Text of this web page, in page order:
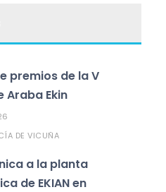
premios de la V
Araba Ekin
DE VICUÑA
a la planta
de EKIAN en